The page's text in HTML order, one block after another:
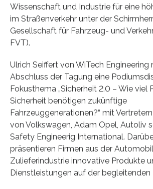
Wissenschaft und Industrie für eine
im Straßenverkehr unter der
Gesellschaft für Fahrzeug- und
FVT).
Ulrich Seiffert von WiTech
Abschluss der Tagung eine
Fokusthema „Sicherheit 2.0 – Wie viel
Sicherheit benötigen zukünftige
Fahrzeuggenerationen?“ mit
von Volkswagen, Adam Opel, Autoliv
Safety Engineerig International.
präsentieren Firmen aus der
Zulieferindustrie innovative Produkte
Dienstleistungen auf der begleitenden